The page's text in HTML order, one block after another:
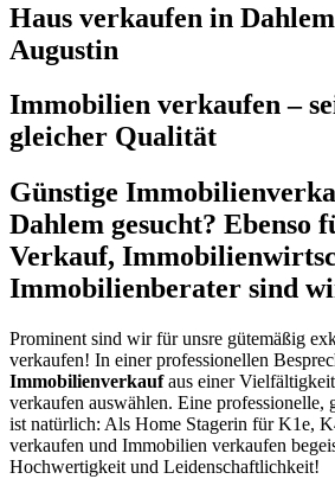
Haus verkaufen in
Augustin
Immobilien verkaufen –
gleicher Qualität
Günstige
Dahlem gesucht? Ebenso
Verkauf,
Immobilienberater sind
Prominent sind wir für unsre gütemäßig
verkaufen! In einer professionellen
Immobilienverkaufaus einer
verkaufen auswählen. Eine professionelle,
ist natürlich: Als Home Stagerin für K1e,
verkaufen und Immobilien verkaufen
Hochwertigkeit und Leidenschaftlichkeit!